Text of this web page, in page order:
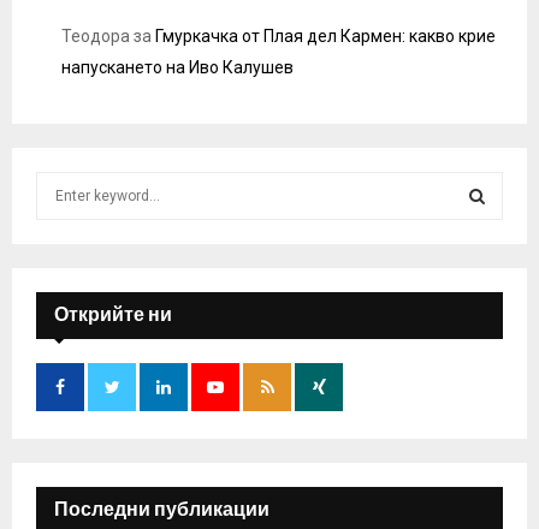
Теодора за Гмуркачка от Плая дел Кармен: какво крие
напускането на Иво Калушев
f
o
:
E
A
H
Открийте ни
Последни публикации